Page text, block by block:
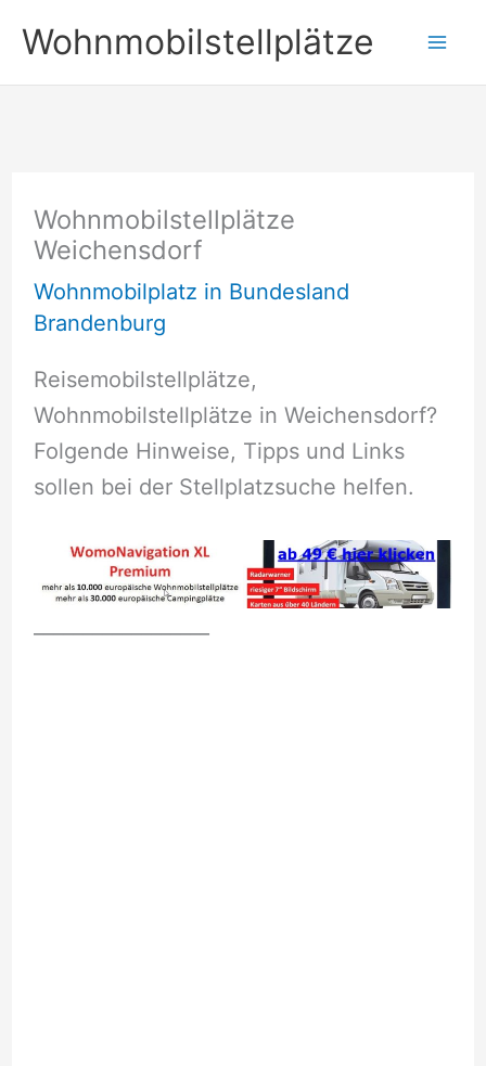
Inhalt
springen
Wohnmobilstellplätze
Wohnmobilstellplätze
Weichensdorf
Wohnmobilplatz in Bundesland
Brandenburg
Reisemobilstellplätze,
Wohnmobilstellplätze in Weichensdorf?
Folgende Hinweise, Tipps und Links
sollen bei der Stellplatzsuche helfen.